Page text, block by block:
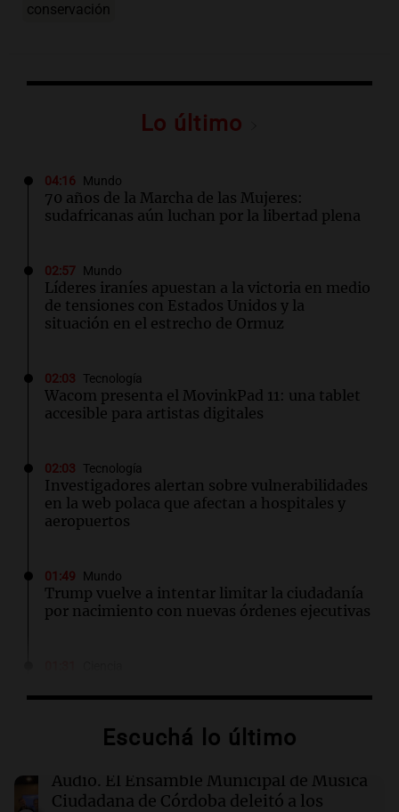
conservación
Lo último
04:16 Mundo
70 años de la Marcha de las Mujeres:
sudafricanas aún luchan por la libertad plena
02:57 Mundo
Líderes iraníes apuestan a la victoria en medio
de tensiones con Estados Unidos y la
situación en el estrecho de Ormuz
02:03 Tecnología
Wacom presenta el MovinkPad 11: una tablet
accesible para artistas digitales
02:03 Tecnología
Investigadores alertan sobre vulnerabilidades
en la web polaca que afectan a hospitales y
aeropuertos
01:49 Mundo
Trump vuelve a intentar limitar la ciudadanía
por nacimiento con nuevas órdenes ejecutivas
Ötzi, el hombre de hielo de 5.300 años
China se prepara para el tifón Dolphin; cierran
escuelas y actividades turísticas en varias
Escuchá lo último
Audio. El Ensamble Municipal de Música
Ciudadana de Córdoba deleitó a los